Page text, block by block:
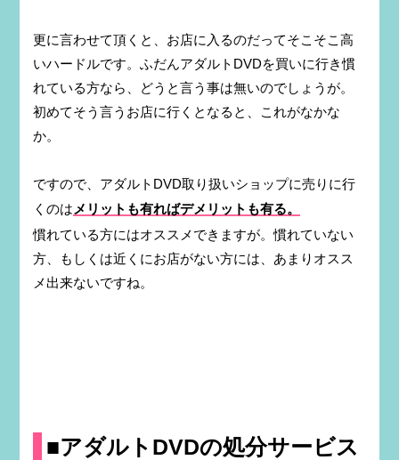
更に言わせて頂くと、お店に入るのだってそこそこ高
いハードルです。ふだんアダルトDVDを買いに行き慣
れている方なら、どうと言う事は無いのでしょうが。
初めてそう言うお店に行くとなると、これがなかな
か。
ですので、アダルトDVD取り扱いショップに売りに行
くのは メリットも有ればデメリットも有る。
慣れている方にはオススメできますが。慣れていない
方、もしくは近くにお店がない方には、あまりオスス
メ出来ないですね。
■アダルトDVDの処分サービス